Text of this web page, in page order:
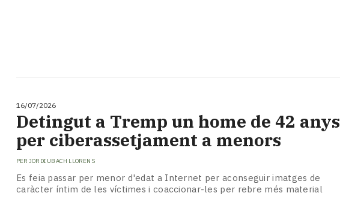
16/07/2026
​Detingut a Tremp un home de 42 anys
per ciberassetjament a menors
PER JORDI UBACH LLORENS
Es feia passar per menor d'edat a Internet per aconseguir imatges de
caràcter íntim de les víctimes i coaccionar-les per rebre més material